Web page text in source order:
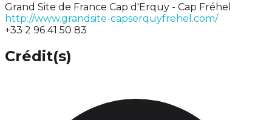
Grand Site de France Cap d'Erquy - Cap Fréhel
http://www.grandsite-capserquyfrehel.com/
+33 2 96 41 50 83
Crédit(s)